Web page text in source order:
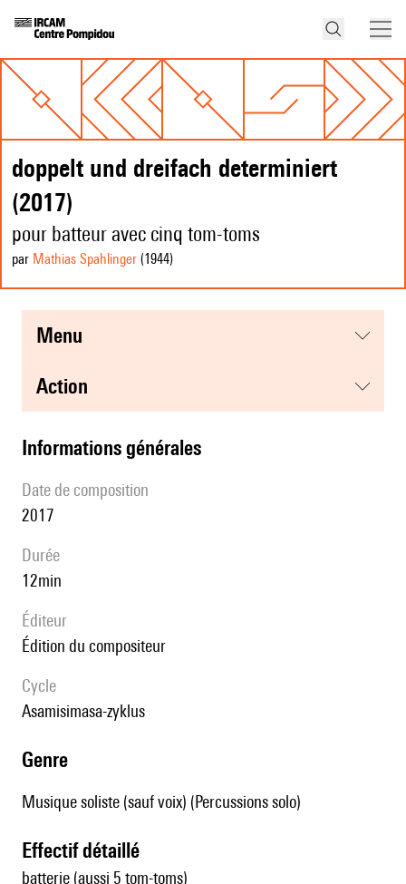
doppelt und dreifach determiniert
(2017)
pour batteur avec cinq tom-toms
par Mathias Spahlinger (1944)
menu
action
informations générales
date de composition
2017
durée
12min
éditeur
édition du compositeur
Cycle
asamisimasa-zyklus
genre
Musique soliste (sauf voix) (Percussions solo)
effectif détaillé
batterie (aussi 5 tom-toms)